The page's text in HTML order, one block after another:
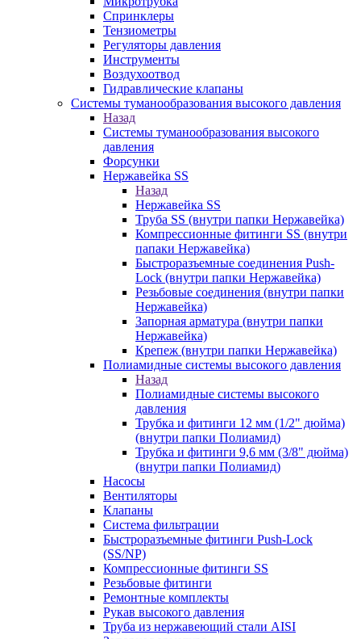
Спринклеры
Тензиометры
Регуляторы давления
Инструменты
Воздухоотвод
Гидравлические клапаны
Системы туманообразования высокого давления
Назад
Системы туманообразования высокого
давления
Форсунки
Нержавейка SS
Назад
Нержавейка SS
Труба SS (внутри папки Нержавейка)
Компрессионные фитинги SS (внутри
папаки Нержавейка)
Быстроразъемные соединения Push-
Lock (внутри папки Нержавейка)
Резьбовые соединения (внутри папки
Нержавейка)
Запорная арматура (внутри папки
Нержавейка)
Крепеж (внутри папки Нержавейка)
Полиамидные системы высокого давления
Назад
Полиамидные системы высокого
давления
Трубка и фитинги 12 мм (1/2" дюйма)
(внутри папки Полиамид)
Трубка и фитинги 9,6 мм (3/8" дюйма)
(внутри папки Полиамид)
Насосы
Вентиляторы
Клапаны
Система фильтрации
Быстроразъемные фитинги Push-Lock
(SS/NP)
Компрессионные фитинги SS
Резьбовые фитинги
Ремонтные комплекты
Рукав высокого давления
Труба из нержавеющий стали AISI